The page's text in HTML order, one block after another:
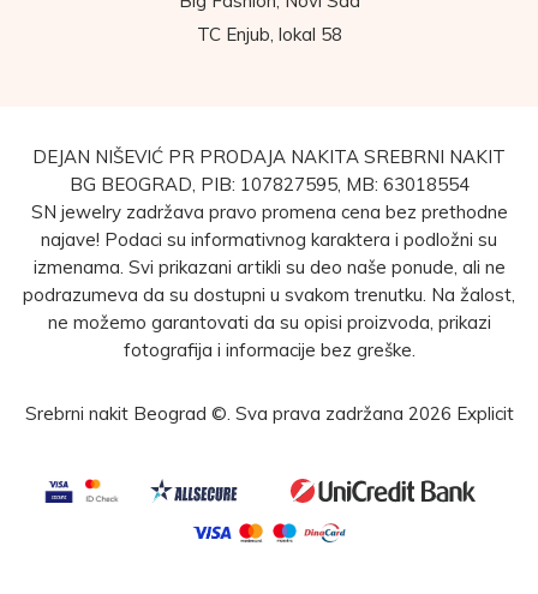
TC Enjub, lokal 58
DEJAN NIŠEVIĆ PR PRODAJA NAKITA SREBRNI NAKIT
BG BEOGRAD, PIB: 107827595, MB: 63018554
SN jewelry zadržava pravo promena cena bez prethodne
najave! Podaci su informativnog karaktera i podložni su
izmenama. Svi prikazani artikli su deo naše ponude, ali ne
podrazumeva da su dostupni u svakom trenutku. Na žalost,
ne možemo garantovati da su opisi proizvoda, prikazi
fotografija i informacije bez greške.
Srebrni nakit Beograd ©. Sva prava zadržana 2026 Explicit